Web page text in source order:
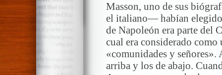
Masson, uno de sus
el italiano— habían elegido
de Napoleón era parte del
cual era considerado
«comunidades y señores».
arriba y los de abajo.